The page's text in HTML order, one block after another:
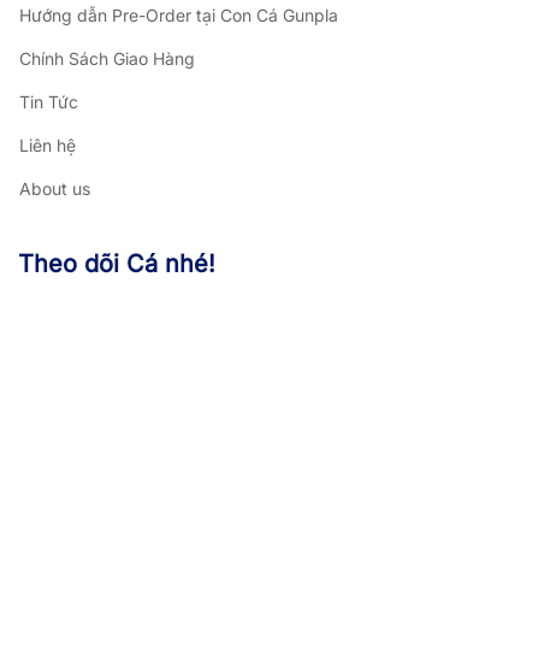
Hướng dẫn Pre-Order tại Con Cá Gunpla
Chính Sách Giao Hàng
Tin Tức
Liên hệ
About us
Theo dõi Cá nhé!